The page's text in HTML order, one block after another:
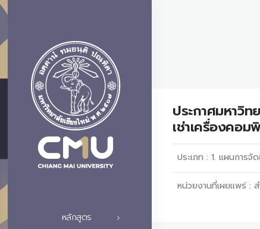
หลักสูตร
ประกาศมหาวิ
เช่าเครื่องคอ
ประเภท : 1. แผนการจั
หน่วยงานที่เผยแพร่ :